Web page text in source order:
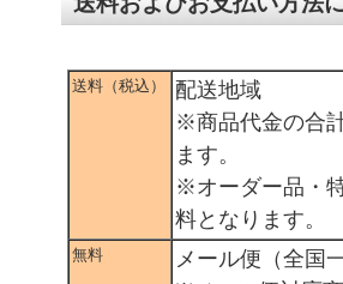
送料（税込）
配送地域
※商品代金の合
ます。
※オーダー品・
料となります。
無料
メール便（全国